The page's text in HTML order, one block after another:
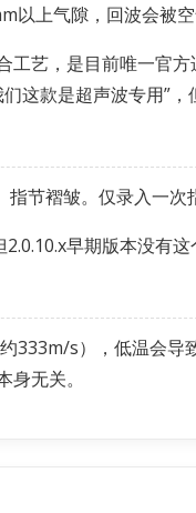
上气隙，回波会被空
艺，是目前唯一官
这款是超声波专用”
节褶皱。仅录入一次
早期版本没有
333m/s），低温会导
无关。